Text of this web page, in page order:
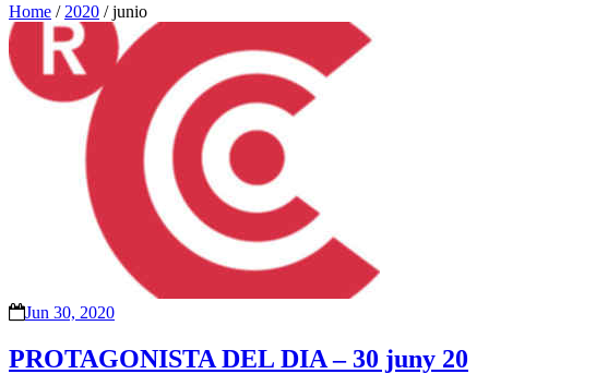
Home / 2020 /junio
Jun 30, 2020
PROTAGONISTA DEL DIA – 30 juny 20